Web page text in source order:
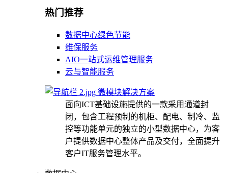
热门推荐
数据中心绿色节能
维保服务
AIO一站式运维管理服务
云与智能服务
微模块解决方案
面向ICT基础设施提供的一款采用通道封
闭，包含工程预制的机柜、配电、制冷、监
控等功能单元的独立的小型数据中心，为客
户提供数据中心整体产品及交付，全面提升
客户IT服务管理水平。